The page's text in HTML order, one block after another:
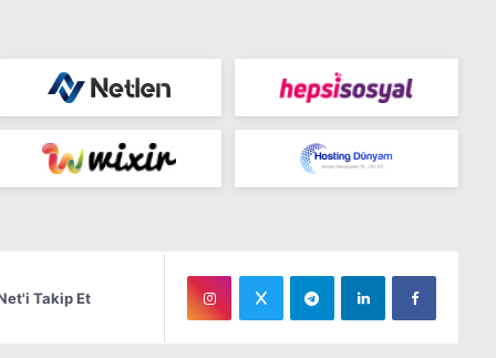
Takip Et